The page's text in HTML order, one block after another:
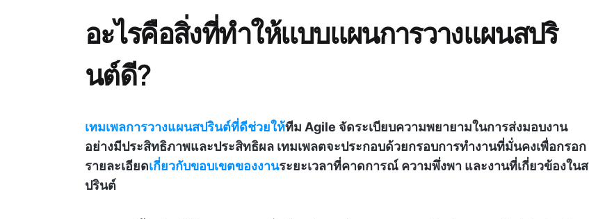
อะไรคือสิ่งที่ทำให้แบบแผนการวางแผนสปริ
นต์ดี?
เทมเพลการวางแผนสปรินต์ที่ดีช่วยให้ทีม Agile จัดระเบียบความพยายามในการส่งมอบงาน
อย่างมีประสิทธิภาพและประสิทธิผล เทมเพลตจะประกอบด้วยกรอบการทำงานที่มั่นคงเพื่อกรอก
รายละเอียดเกี่ยวกับขอบเขตของงานระยะเวลาที่คาดการณ์ ความพึ่งพา และงานที่เกี่ยวข้องในส
ปรินต์